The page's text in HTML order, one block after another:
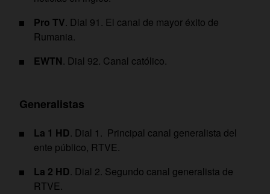
Pro TV. Dial 91. El canal de mayor éxito de
Rumania.
EWTN. Dial 92. Canal católico.
Generalistas
La 1 HD. Dial 1. Principal canal generalista del
ente público, RTVE.
La 2 HD. Dial 2. Segundo canal generalista de
RTVE.